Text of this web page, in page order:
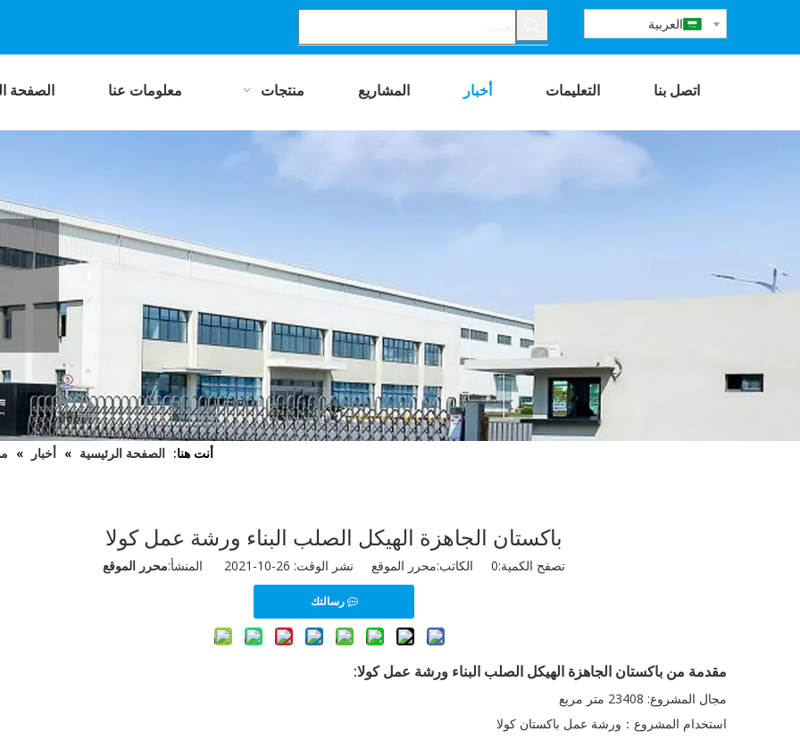
العربية
اتصل بنا التعليمات أخبار المشاريع منتجات معلومات عنا الصفحة
أنت هنا: الصفحة الرئيسية » أخبار »
باكستان الجاهزة الهيكل الصلب البناء ورشة عمل كولا
تصفح الكمية:0 الكاتب:محرر الموقع نشر الوقت: 26-10-2021 المنشأ: محرر الموقع
رسالتك
مقدمة من باكستان الجاهزة الهيكل الصلب البناء ورشة عمل كولا:
مجال المشروع: 23408 متر مربع
استخدام المشروع ： ورشة عمل باكستان كولا